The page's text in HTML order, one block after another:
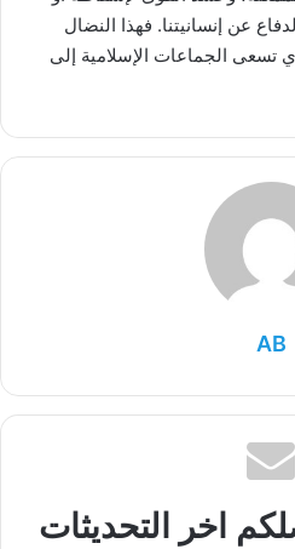
عن إنسانيتنا. فهذا النضال
الجماعات الإسلامية إلى
AB
اخر التحديثات